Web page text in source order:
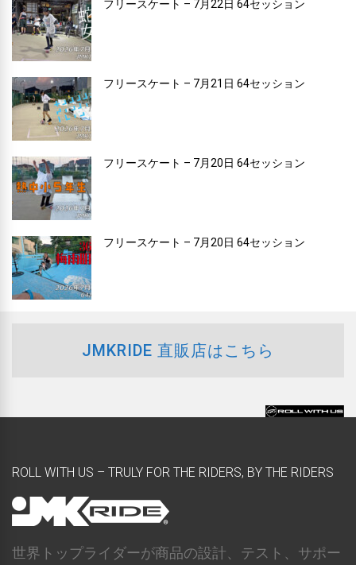
フリースケート – 7月22日 64セッション
フリースケート – 7月21日 64セッション
フリースケート – 7月20日 64セッション
フリースケート – 7月20日 64セッション
JMKRIDE 直販店はこちら
ROLL WITH US – TRULY FOR THE RIDERS, BY THE RIDERS
世界トップライダーが商品の設計、テスト、サポー